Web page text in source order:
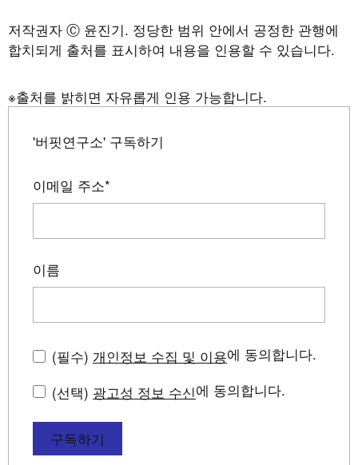
저작권자 Ⓒ 윤진기. 정당한 범위 안에서 공정한 관행에
합치되게 출처를 표시하여 내용을 인용할 수 있습니다.
※출처를 밝히면 자유롭게 인용 가능합니다.
'버핏연구소' 구독하기
이메일 주소*
이름
(필수) 개인정보 수집 및 이용에 동의합니다.
(선택) 광고성 정보 수신에 동의합니다.
구독하기